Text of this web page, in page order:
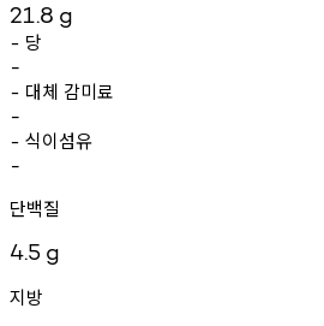
21.8 g
- 당
-
- 대체 감미료
-
- 식이섬유
-
단백질
4.5 g
지방